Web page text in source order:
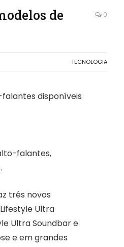
de
0
TECNOLOGIA
disponíveis
falantes,
três novos
Ultra
Ultra Soundbar e
e em grandes